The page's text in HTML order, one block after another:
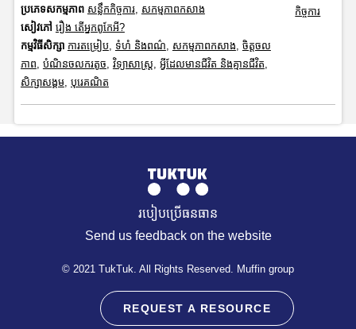
ប្រភេទសកម្មភាព សន្លឹកកិច្ចការ, សកម្មភាពកសាង
សៀវភៅ រឿង តើអ្នកពូកែអី?
កម្មវិធីសិក្សា ការតម្រៀប, ទំហំ និងពណ៌ សកម្មភាពកសាង ចិត្តចល
ភាព បំណិនចលករតូច វិទ្យាសាស្រ្ត អ្វីដែលមានជីវិត និងគ្មានជីវិត
សិក្សាសង្គម, បុរេគណិត
កិច្ចការ
របៀបប្រើធនធាន
Send us feedback on the website
© 2021 TukTuk. All Rights Reserved. Muffin group
REQUEST A RESOURCE